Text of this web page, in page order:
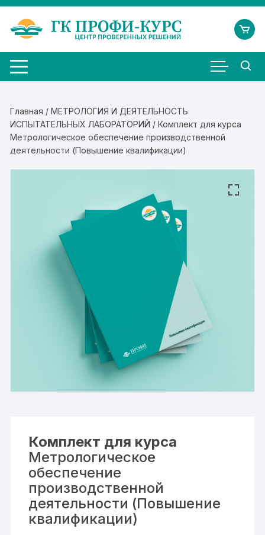
Перейти
содержимому
Главная /МЕТРОЛОГИЯ И ДЕЯТЕЛЬНОСТЬ
ИСПЫТАТЕЛЬНЫХ ЛАБОРАТОРИЙ / Комплект для курса
Метрологическое обеспечение производственной
деятельности (Повышение квалификации)
Комплект для курса
Метрологическое
обеспечение
производственной
деятельности (Повышение
квалификации)